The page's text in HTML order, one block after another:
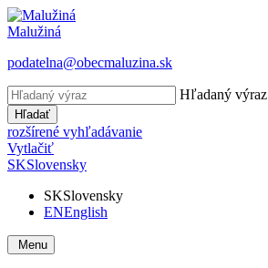
Malužiná
podatelna@obecmaluzina.sk
Hľadaný výraz
Hľadať
rozšírené vyhľadávanie
Vytlačiť
SKSlovensky
SKSlovensky
ENEnglish
Menu